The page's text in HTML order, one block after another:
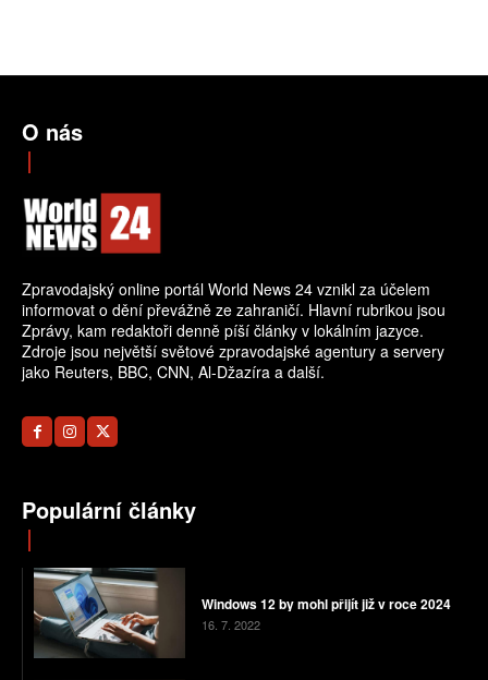
O nás
Zpravodajský online portál World News 24 vznikl za účelem
informovat o dění převážně ze zahraničí. Hlavní rubrikou jsou
Zprávy, kam redaktoři denně píší články v lokálním jazyce.
Zdroje jsou největší světové zpravodajské agentury a servery
jako Reuters, BBC, CNN, Al-Džazíra a další.
Populární články
Windows 12 by mohl přijít již v roce 2024
16. 7. 2022